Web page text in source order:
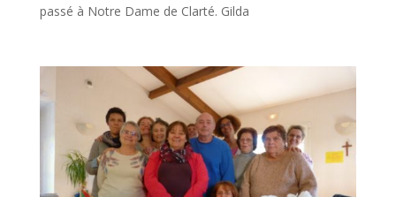
passé à Notre Dame de Clarté. Gilda